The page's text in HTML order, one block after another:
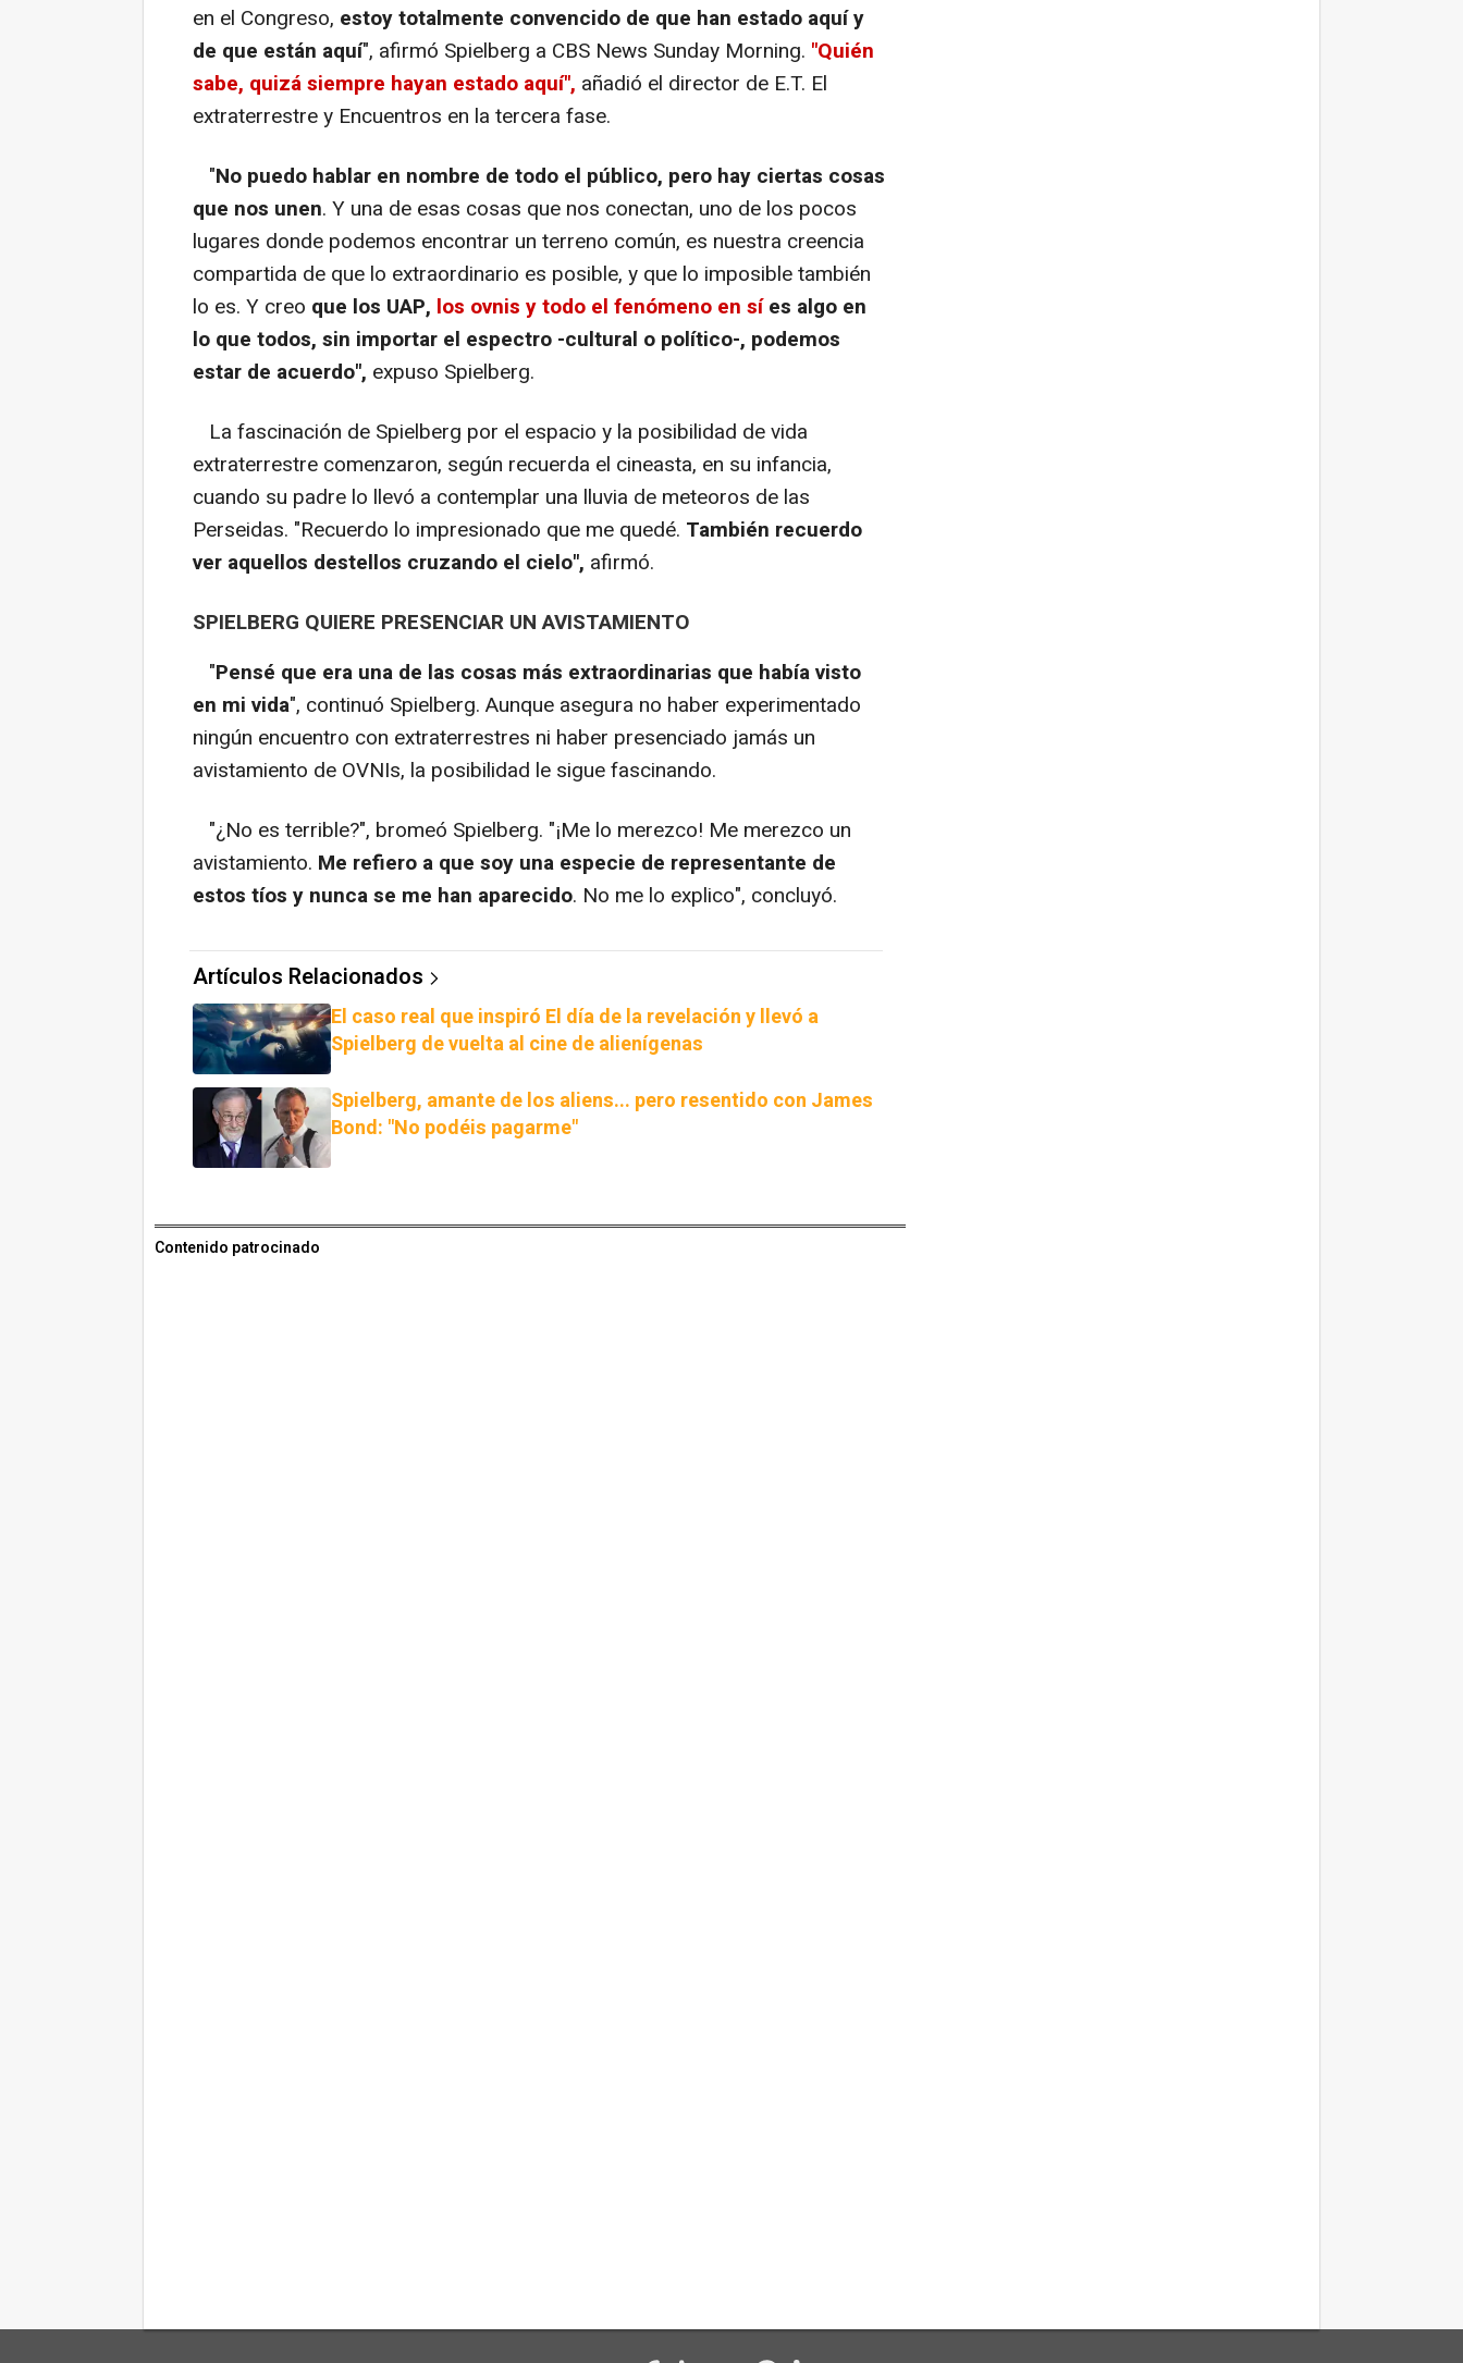
en el Congreso, estoy totalmente convencido de que han estado aquí y
de que están aquí", afirmó Spielberg a CBS News Sunday Morning. "Quién
sabe, quizá siempre hayan estado aquí", añadió el director de E.T. El
extraterrestre y Encuentros en la tercera fase.
"No puedo hablar en nombre de todo el público, pero hay ciertas cosas
que nos unen. Y una de esas cosas que nos conectan, uno de los pocos
lugares donde podemos encontrar un terreno común, es nuestra creencia
compartida de que lo extraordinario es posible, y que lo imposible también
lo es. Y creo que los UAP, los ovnis y todo el fenómeno en síes algo en
lo que todos, sin importar el espectro -cultural o político-, podemos
estar de acuerdo", expuso Spielberg.
La fascinación de Spielberg por el espacio y la posibilidad de vida
extraterrestre comenzaron, según recuerda el cineasta, en su infancia,
cuando su padre lo llevó a contemplar una lluvia de meteoros de las
Perseidas. "Recuerdo lo impresionado que me quedé. También recuerdo
ver aquellos destellos cruzando el cielo", afirmó.
SPIELBERG QUIERE PRESENCIAR UN AVISTAMIENTO
"Pensé que era una de las cosas más extraordinarias que había visto
en mi vida", continuó Spielberg. Aunque asegura no haber experimentado
ningún encuentro con extraterrestres ni haber presenciado jamás un
avistamiento de OVNIs, la posibilidad le sigue fascinando.
"¿No es terrible?", bromeó Spielberg. "¡Me lo merezco! Me merezco un
avistamiento. Me refiero a que soy una especie de representante de
estos tíos y nunca se me han aparecido. No me lo explico", concluyó.
Artículos Relacionados
El caso real que inspiró El día de la revelación y llevó a
Spielberg de vuelta al cine de alienígenas
Spielberg, amante de los aliens... pero resentido con James
Bond: "No podéis pagarme"
Contenido patrocinado